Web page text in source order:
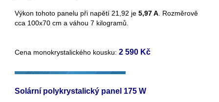
Výkon tohoto panelu při napětí 21,92 je 5,97 A. Rozměrově
cca 100x70 cm a váhou 7 kilogramů.
Cena monokrystalického kousku: 2 590 Kč
Solární polykrystalický panel 175 W